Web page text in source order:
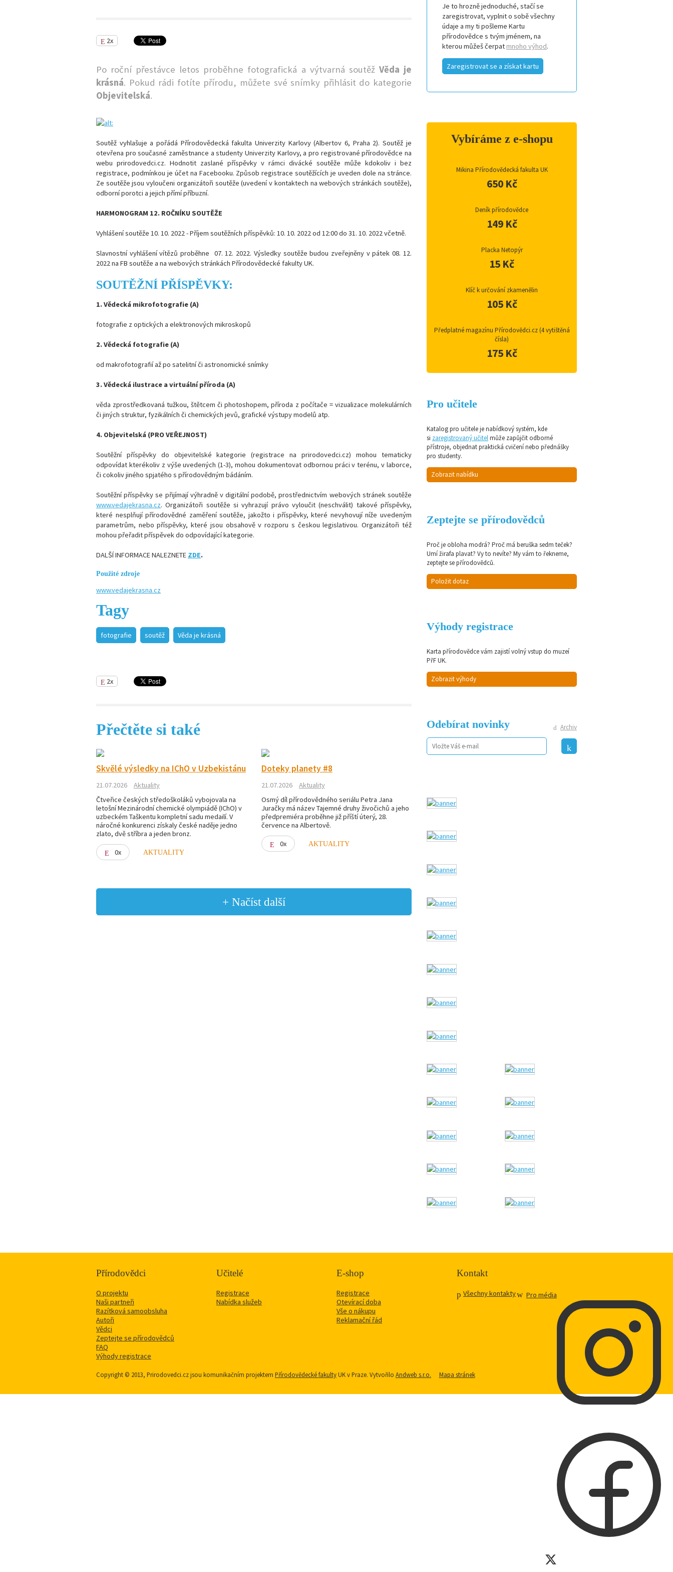
2x
Po roční přestávce letos proběhne fotografická a výtvarná soutěž Věda je
krásná. Pokud rádi fotíte přírodu, můžete své snímky přihlásit do kategorie
Objevitelská.
Soutěž vyhlašuje a pořádá Přírodovědecká fakulta Univerzity Karlovy (Albertov 6, Praha 2). Soutěž je
otevřena pro současné zaměstnance a studenty Univerzity Karlovy, a pro registrované přírodovědce na
webu prirodovedci.cz. Hodnotit zaslané příspěvky v rámci divácké soutěže může kdokoliv i bez
registrace, podmínkou je účet na Facebooku. Způsob registrace soutěžících je uveden dole na stránce.
Ze soutěže jsou vyloučeni organizátoři soutěže (uvedení v kontaktech na webových stránkách soutěže),
odborní porotci a jejich přímí příbuzní.
HARMONOGRAM 12. ROČNÍKU SOUTĚŽE
Vyhlášení soutěže 10. 10. 2022 - Příjem soutěžních příspěvků: 10. 10. 2022 od 12:00 do 31. 10. 2022 včetně.
Slavnostní vyhlášení vítězů proběhne 07. 12. 2022. Výsledky soutěže budou zveřejněny v pátek 08. 12.
2022 na FB soutěže a na webových stránkách Přírodovědecké fakulty UK.
SOUTĚŽNÍ PŘÍSPĚVKY:
1. Vědecká mikrofotografie (A)
fotografie z optických a elektronových mikroskopů
2. Vědecká fotografie (A)
od makrofotografií až po satelitní či astronomické snímky
3. Vědecká ilustrace a virtuální příroda (A)
věda zprostředkovaná tužkou, štětcem či photoshopem, příroda z počítače = vizualizace molekulárních
či jiných struktur, fyzikálních či chemických jevů, grafické výstupy modelů atp.
4. Objevitelská (PRO VEŘEJNOST)
Soutěžní příspěvky do objevitelské kategorie (registrace na prirodovedci.cz) mohou tematicky
odpovídat kterékoliv z výše uvedených (1-3), mohou dokumentovat odbornou práci v terénu, v laborce,
či cokoliv jiného spjatého s přírodovědným bádáním.
Soutěžní příspěvky se přijímají výhradně v digitální podobě, prostřednictvím webových stránek soutěže
www.vedajekrasna.cz. Organizátoři soutěže si vyhrazují právo vyloučit (neschválit) takové příspěvky,
které nesplňují přírodovědné zaměření soutěže, jakožto i příspěvky, které nevyhovují níže uvedeným
parametrům, nebo příspěvky, které jsou obsahově v rozporu s českou legislativou. Organizátoři též
mohou přeřadit příspěvek do odpovídající kategorie.
DALŠÍ INFORMACE NALEZNETE ZDE.
Použité zdroje
www.vedajekrasna.cz
Tagy
fotografie soutěž Věda je krásná
2x
Přečtěte si také
Skvělé výsledky na IChO v Uzbekistánu
21.07.2026
Aktuality
Čtveřice českých středoškoláků vybojovala na
letošní Mezinárodní chemické olympiádě (IChO) v
uzbeckém Taškentu kompletní sadu medailí. V
náročné konkurenci získaly české naděje jedno
zlato, dvě stříbra a jeden bronz.
0x AKTUALITY
Doteky planety #8
21.07.2026
Aktuality
Osmý díl přírodovědného seriálu Petra Jana
Juračky má název Tajemné druhy živočichů a jeho
předpremiéra proběhne již příští úterý, 28.
července na Albertově.
0x AKTUALITY
+ Načíst další
Je to hrozně jednoduché, stačí se
zaregistrovat, vyplnit o sobě všechny
údaje a my ti pošleme Kartu
přírodovědce s tvým jménem, na
kterou můžeš čerpat mnoho výhod.
Zaregistrovat se a získat kartu
Vybíráme z e-shopu
Mikina Přírodovědecká fakulta UK
650 Kč
Deník přírodovědce
149 Kč
Placka Netopýr
15 Kč
Klíč k určování zkamenělin
105 Kč
Předplatné magazínu Přírodovědci.cz (4 vytištěná
čísla)
175 Kč
Pro učitele
Katalog pro učitele je nabídkový systém, kde
si zaregistrovaný učitelmůže zapůjčit odborné
přístroje, objednat praktická cvičení nebo přednášky
pro studenty.
Zobrazit nabídku
Zeptejte se přírodovědců
Proč je obloha modrá? Proč má beruška sedm teček?
Umí žirafa plavat? Vy to nevíte? My vám to řekneme,
zeptejte se přírodovědců.
Položit dotaz
Výhody registrace
Karta přírodovědce vám zajistí volný vstup do muzeí
PřF UK.
Zobrazit výhody
Archiv
Odebírat novinky
Přírodovědci
O projektu
Naši partneři
Razítková samoobsluha
Autoři
Vědci
Zeptejte se přírodovědců
FAQ
Výhody registrace
Učitelé
Registrace
Nabídka služeb
E-shop
Registrace
Otevírací doba
Vše o nákupu
Reklamační řád
Kontakt
Všechny kontakty Pro média
Copyright © 2013, Prirodovedci.cz jsou komunikačním projektem Přírodovědecké fakultyUK v Praze. Vytvořilo Andweb s.r.o. Mapa stránek